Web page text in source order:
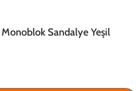
Sandalye Yeşil